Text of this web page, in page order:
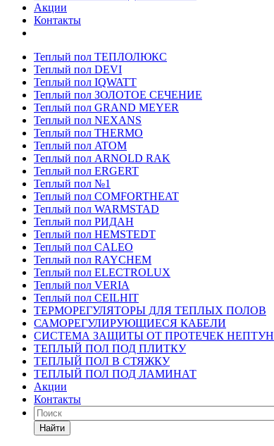
Акции
Контакты
Теплый пол ТЕПЛОЛЮКС
Теплый пол DEVI
Теплый пол IQWATT
Теплый пол ЗОЛОТОЕ СЕЧЕНИЕ
Теплый пол GRAND MEYER
Теплый пол NEXANS
Теплый пол THERMO
Теплый пол ATOM
Теплый пол ARNOLD RAK
Теплый пол ERGERT
Теплый пол №1
Теплый пол COMFORTHEAT
Теплый пол WARMSTAD
Теплый пол РИДАН
Теплый пол HEMSTEDT
Теплый пол CALEO
Теплый пол RAYCHEM
Теплый пол ELECTROLUX
Теплый пол VERIA
Теплый пол CEILHIT
ТЕРМОРЕГУЛЯТОРЫ ДЛЯ ТЕПЛЫХ ПОЛОВ
САМОРЕГУЛИРУЮЩИЕСЯ КАБЕЛИ
СИСТЕМА ЗАЩИТЫ ОТ ПРОТЕЧЕК НЕПТУН
ТЕПЛЫЙ ПОЛ ПОД ПЛИТКУ
ТЕПЛЫЙ ПОЛ В СТЯЖКУ
ТЕПЛЫЙ ПОЛ ПОД ЛАМИНАТ
Акции
Контакты
Найти